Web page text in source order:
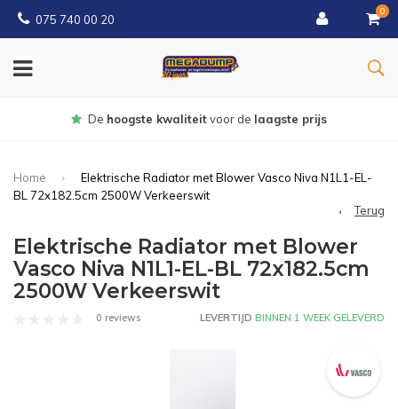
075 740 00 20
0
Gratisbezorgd vanaf € 150
Home
Elektrische Radiator met Blower Vasco Niva N1L1-EL-
BL 72x182.5cm 2500W Verkeerswit
Terug
Elektrische Radiator met Blower
Vasco Niva N1L1-EL-BL 72x182.5cm
2500W Verkeerswit
0 reviews LEVERTIJD BINNEN 1 WEEK GELEVERD